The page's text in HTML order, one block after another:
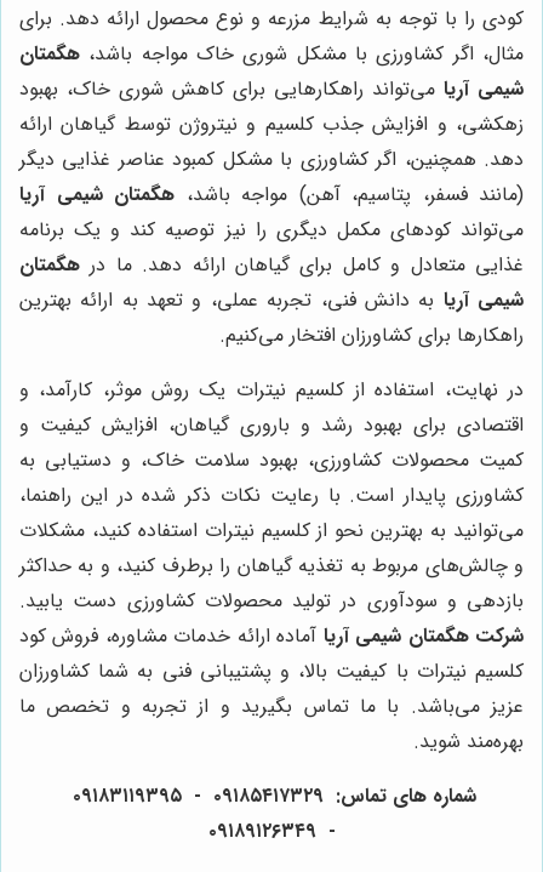
کودی را با توجه به شرایط مزرعه و نوع محصول ارائه دهد. برای
مثال، اگر کشاورزی با مشکل شوری خاک مواجه باشد، هگمتان
شیمی آریا می‌تواند راهکارهایی برای کاهش شوری خاک، بهبود
زهکشی، و افزایش جذب کلسیم و نیتروژن توسط گیاهان ارائه
دهد. همچنین، اگر کشاورزی با مشکل کمبود عناصر غذایی دیگر
(مانند فسفر، پتاسیم، آهن) مواجه باشد، هگمتان شیمی آریا
می‌تواند کودهای مکمل دیگری را نیز توصیه کند و یک برنامه
غذایی متعادل و کامل برای گیاهان ارائه دهد. ما در هگمتان
شیمی آریا به دانش فنی، تجربه عملی، و تعهد به ارائه بهترین
راهکارها برای کشاورزان افتخار می‌کنیم.
در نهایت، استفاده از کلسیم نیترات یک روش موثر، کارآمد، و
اقتصادی برای بهبود رشد و باروری گیاهان، افزایش کیفیت و
کمیت محصولات کشاورزی، بهبود سلامت خاک، و دستیابی به
کشاورزی پایدار است. با رعایت نکات ذکر شده در این راهنما،
می‌توانید به بهترین نحو از کلسیم نیترات استفاده کنید، مشکلات
و چالش‌های مربوط به تغذیه گیاهان را برطرف کنید، و به حداکثر
بازدهی و سودآوری در تولید محصولات کشاورزی دست یابید.
شرکت هگمتان شیمی آریا آماده ارائه خدمات مشاوره، فروش کود
کلسیم نیترات با کیفیت بالا، و پشتیبانی فنی به شما کشاورزان
عزیز می‌باشد. با ما تماس بگیرید و از تجربه و تخصص ما
بهره‌مند شوید.
- ۰۹۱۸۹۱۲۶۳۴۹